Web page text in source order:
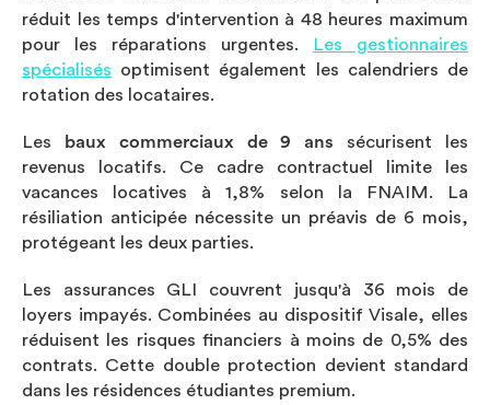
réduit les temps d'intervention à 48 heures maximum
pour les réparations urgentes.
Les gestionnaires
spécialisés optimisent également les calendriers de
rotation des locataires.
Les baux commerciaux de 9 ans sécurisent les
revenus locatifs. Ce cadre contractuel limite les
vacances locatives à 1,8% selon la FNAIM. La
résiliation anticipée nécessite un préavis de 6 mois,
protégeant les deux parties.
Les assurances GLI couvrent jusqu'à 36 mois de
loyers impayés. Combinées au dispositif Visale, elles
réduisent les risques financiers à moins de 0,5% des
contrats. Cette double protection devient standard
dans les résidences étudiantes premium.